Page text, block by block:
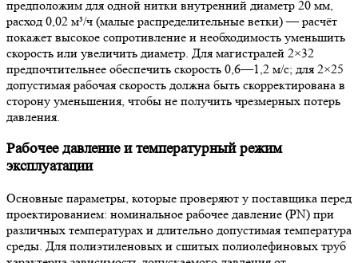
предположим для одной нитки внутренний диаметр 20 мм,
расход 0,02 м³/ч (малые распределительные ветки) — расчёт
покажет высокое сопротивление и необходимость уменьшить
скорость или увеличить диаметр. Для магистралей 2×32
предпочтительнее обеспечить скорость 0,6—1,2 м/с; для 2×25
допустимая рабочая скорость должна быть скорректирована в
сторону уменьшения, чтобы не получить чрезмерных потерь
давления.
Рабочее давление и температурный режим
эксплуатации
Основные параметры, которые проверяют у поставщика перед
проектированием: номинальное рабочее давление (PN) при
различных температурах и длительно допустимая температура
среды. Для полиэтиленовых и сшитых полиолефиновых труб